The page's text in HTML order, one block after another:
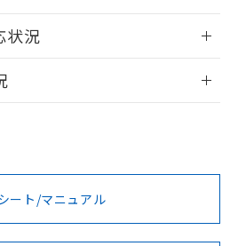
す。
イン/会員登録
用いただく前に、以下を必ずお読
状況
凡例
ート/マニュアル